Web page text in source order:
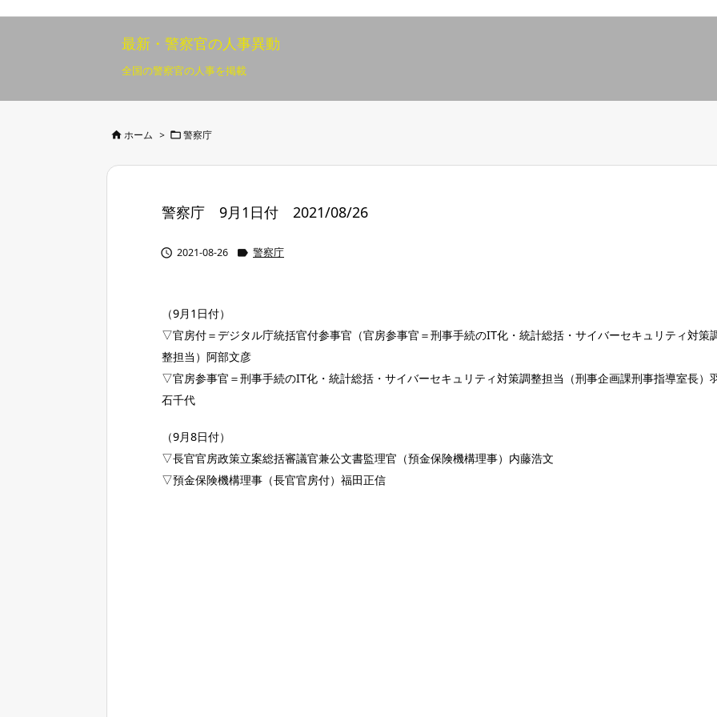
最新・警察官の人事異動
全国の警察官の人事を掲載
 ホーム >  警察庁
警察庁 9月1日付 2021/08/26
 2021-08-26  警察庁
（9月1日付）
▽官房付＝デジタル庁統括官付参事官（官房参事官＝刑事手続のIT化・統計総括・サイバーセキュリティ対策
整担当）阿部文彦
▽官房参事官＝刑事手続のIT化・統計総括・サイバーセキュリティ対策調整担当（刑事企画課刑事指導室長）
石千代
（9月8日付）
▽長官官房政策立案総括審議官兼公文書監理官（預金保険機構理事）内藤浩文
▽預金保険機構理事（長官官房付）福田正信